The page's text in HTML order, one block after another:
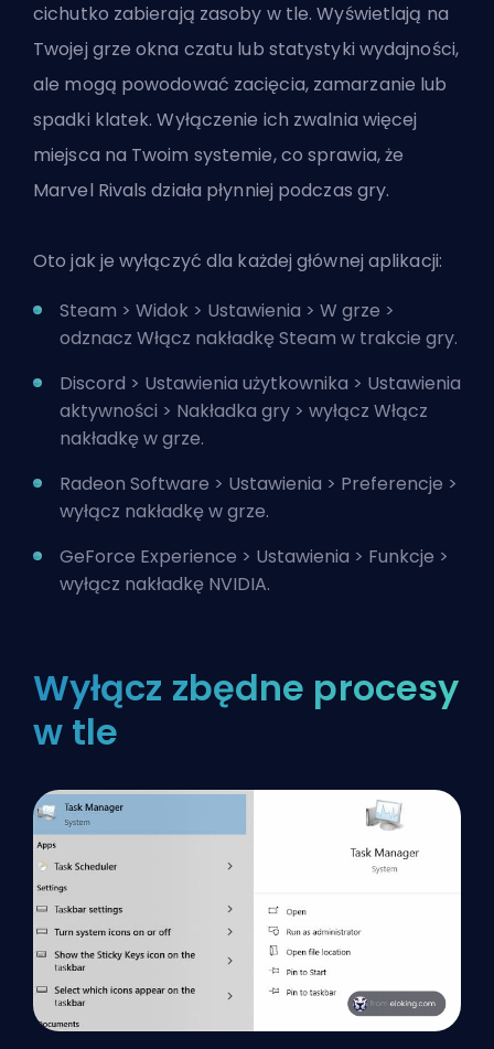
cichutko zabierają zasoby w tle. Wyświetlają na
Twojej grze okna czatu lub statystyki wydajności,
ale mogą powodować zacięcia, zamarzanie lub
spadki klatek. Wyłączenie ich zwalnia więcej
miejsca na Twoim systemie, co sprawia, że
Marvel Rivals działa płynniej podczas gry.
Oto jak je wyłączyć dla każdej głównej aplikacji:
Steam > Widok > Ustawienia > W grze >
odznacz Włącz nakładkę Steam w trakcie gry.
Discord > Ustawienia użytkownika > Ustawienia
aktywności > Nakładka gry > wyłącz Włącz
nakładkę w grze.
Radeon Software > Ustawienia > Preferencje >
wyłącz nakładkę w grze.
GeForce Experience > Ustawienia > Funkcje >
wyłącz nakładkę NVIDIA.
Wyłącz zbędne procesy
w tle